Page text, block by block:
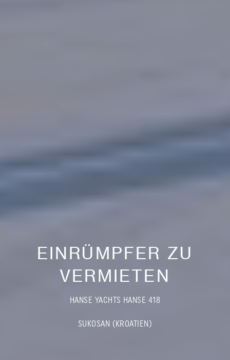
EINRÜMPFER ZU
VERMIETEN
HANSE YACHTS HANSE 418
SUKOSAN (KROATIEN)